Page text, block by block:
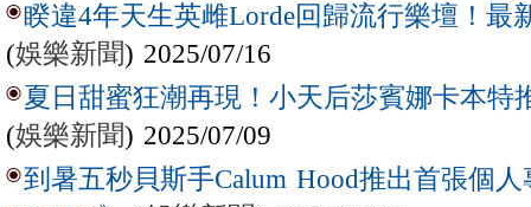
睽違4年天生英雌Lorde回歸流行樂壇！最
(娛樂新聞) 2025/07/16
夏日甜蜜狂潮再現！小天后莎賓娜卡本特
(娛樂新聞) 2025/07/09
到暑五秒貝斯手Calum Hood推出首張個人